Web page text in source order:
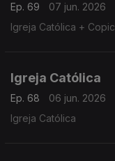
Ep. 69
07 jun. 2026
Igreja Católica + Copic
Igreja Católica
Ep. 68
06 jun. 2026
Igreja Católica